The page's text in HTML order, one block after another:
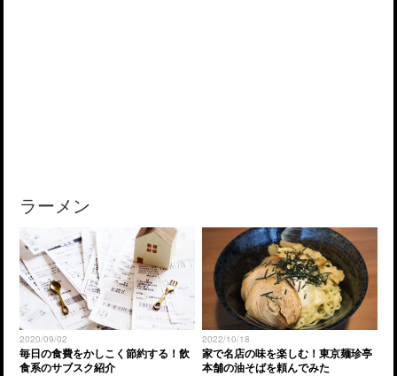
ラーメン
2020/09/02
毎日の食費をかしこく節約する！飲
食系のサブスク紹介
2022/10/18
家で名店の味を楽しむ！東京麺珍亭
本舗の油そばを頼んでみた